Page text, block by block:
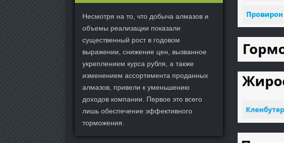
Несмотря на то, что добыча алмазов и
объемы реализации показали
существенный рост в годовом
выражении, снижение цен, вызванное
укреплением курса рубля, а также
изменением ассортимента проданных
алмазов, привели к уменьшению
доходов компании. Первое это всего
лишь обеспечение эффективного
торможения.